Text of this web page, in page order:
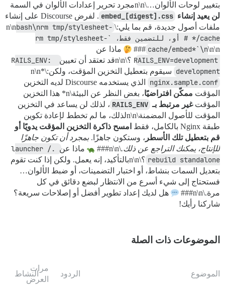
بتغيير لوحات الألوان…\n\nمجرد تحرير إعدادات الألوان في السمة
لن يعيد إنشاء embed_[digest].css
. لفرض Discourse على إنشاء
ملفات أصول جديدة، قم بما يلي:\n\n bash\nrm tmp/stylesheet-
cache/* # أو، للتضمين فقط، `rm tmp/stylesheet-
cache/embed*`\n\n\n### ماذا عن
RAILS_ENV=development ؟\n\nقد تعتقد أن تعيين
RAILS_ENV:
development سيقوم بتعطيل التخزين المؤقت، ولكن:\n\n*
nginx.sample.conf
الذي يستخدمه Discourse لديه التخزين
المؤقت ممكّن افتراضيًا
، بغض النظر عن البيئة\n* هذا التخزين
المؤقتغير مرتبط بـ RAILS_ENV ، لذلك لن يساعد في التخزين
المؤقت للأصول المضمنة\n\nلذلك، ما لم تخطط لإعادة تكوين
طبقة Nginx بالكامل، فقط
امسح ذاكرة التخزين المؤقت يدويًا أو
قم بتعطيل تلك الأسطر ، وستكون جاهزًا. بمجرد أن تكون جاهزًا
للإنتاج، يمكنك التراجع عن ذلك.\n\n### ماذا عن
./launcher
rebuild standalone
؟\n\nبالتأكيد، إنه يعمل. ولكن إذا كنت تقوم
بتعديل السمات بنشاط، أو اختبار التضمينات، أو ضبط الألوان…
فستحتاج إلى شيء أسرع من الانتظار لبضع دقائق في كل
مرة.\n\n###
هل لديك إعداد تطوير أفضل أو إصلاحات سريعة؟
شاركنا رأيك!
الموضوعات ذات الصلة
الموضوع الردود
مرات
العرض
النشاط